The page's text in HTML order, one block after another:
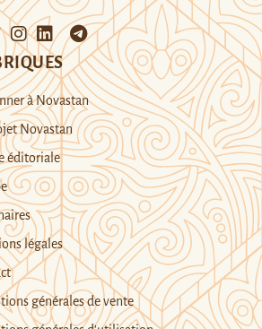
à Novastan
Novastan
éditoriale
légales
générales de vente